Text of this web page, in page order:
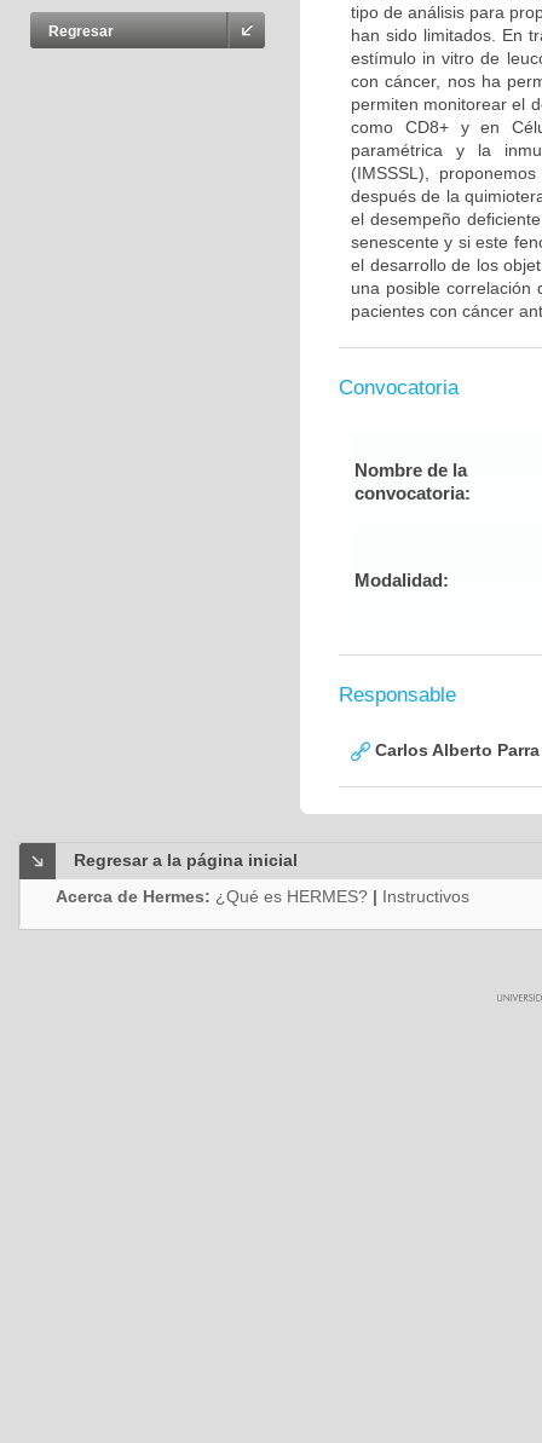
Regresar
tipo de análisis para
han sido limitados. En
estímulo in vitro de
con cáncer, nos ha
permiten monitorear el
como CD8+ y en
paramétrica y la
(IMSSSL),
después de la
el desempeño
senescente y si este
el desarrollo de los
una posible correlación
pacientes con cáncer
Convocatoria
Nombre de la
convocatoria:
Modalidad:
Responsable
Carlos Alberto
Regresar a la página inicial
Acerca de Hermes: ¿Qué es HERMES? | Instructivos